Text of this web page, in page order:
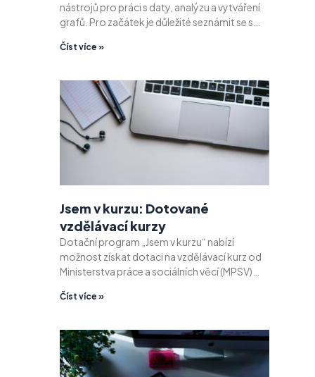
nástrojů pro práci s daty, analýzu a vytváření
grafů. Pro začátek je důležité seznámit se s…
Číst více »
Jsem v kurzu: Dotované
vzdělávací kurzy
Dotační program „Jsem v kurzu“ nabízí
možnost získat dotaci na vzdělávací kurz od
Ministerstva práce a sociálních věcí (MPSV)…
Číst více »